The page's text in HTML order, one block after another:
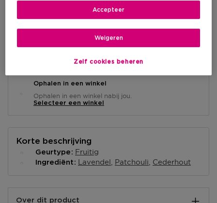
IN WINKELMANDJE
Levering aan huis
Op voorraad-
Ophalen in een winkel
Ophalen in een winkel nabij jou.
Selecteer een winkel
Korte beschrijving
Geurtype Fruitig
Ingrediënt Lavendel Patchouli Cederhout
Over dit product
Zelf cookies beheren
Weigeren
Accepteer